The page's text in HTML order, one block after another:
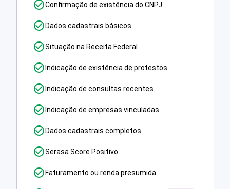
Confirmação de existência do CNPJ
Dados cadastrais básicos
Situação na Receita Federal
Indicação de existência de protestos
Indicação de consultas recentes
Indicação de empresas vinculadas
Dados cadastrais completos
Serasa Score Positivo
Faturamento ou renda presumida